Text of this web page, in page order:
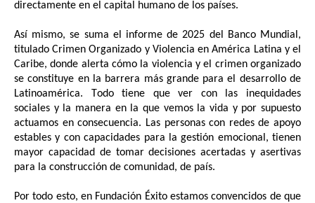
directamente en el capital humano de los países.
Así mismo, se suma el informe de 2025 del Banco Mundial,
titulado Crimen Organizado y Violencia en América Latina y el
Caribe, donde alerta cómo la violencia y el crimen organizado
se constituye en la barrera más grande para el desarrollo de
Latinoamérica. Todo tiene que ver con las inequidades
sociales y la manera en la que vemos la vida y por supuesto
actuamos en consecuencia. Las personas con redes de apoyo
estables y con capacidades para la gestión emocional, tienen
mayor capacidad de tomar decisiones acertadas y asertivas
para la construcción de comunidad, de país.
Por todo esto, en Fundación Éxito estamos convencidos de que